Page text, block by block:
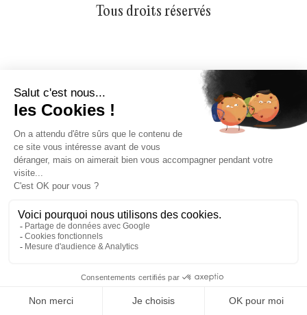
Tous droits réservés